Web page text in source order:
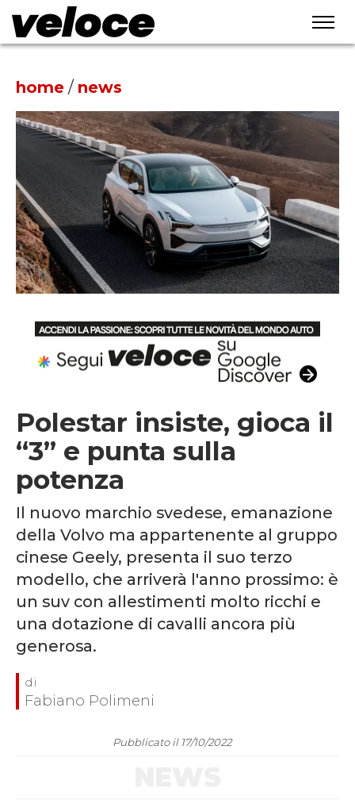
home / news
Polestar insiste, gioca il
“3” e punta sulla
potenza
Il nuovo marchio svedese, emanazione
della Volvo ma appartenente al gruppo
cinese Geely, presenta il suo terzo
modello, che arriverà l'anno prossimo: è
un suv con allestimenti molto ricchi e
una dotazione di cavalli ancora più
generosa.
Fabiano Polimeni
Pubblicato il 17/10/2022